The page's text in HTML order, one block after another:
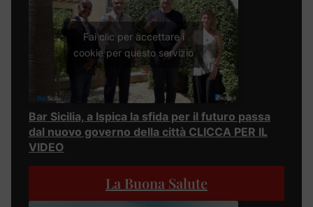
Fai clic per accettare i
cookie per questo servizio
Bar Sicilia, a Ispica la sfida per il futuro passa
dal nuovo governo della città CLICCA PER IL
VIDEO
La Buona Salute